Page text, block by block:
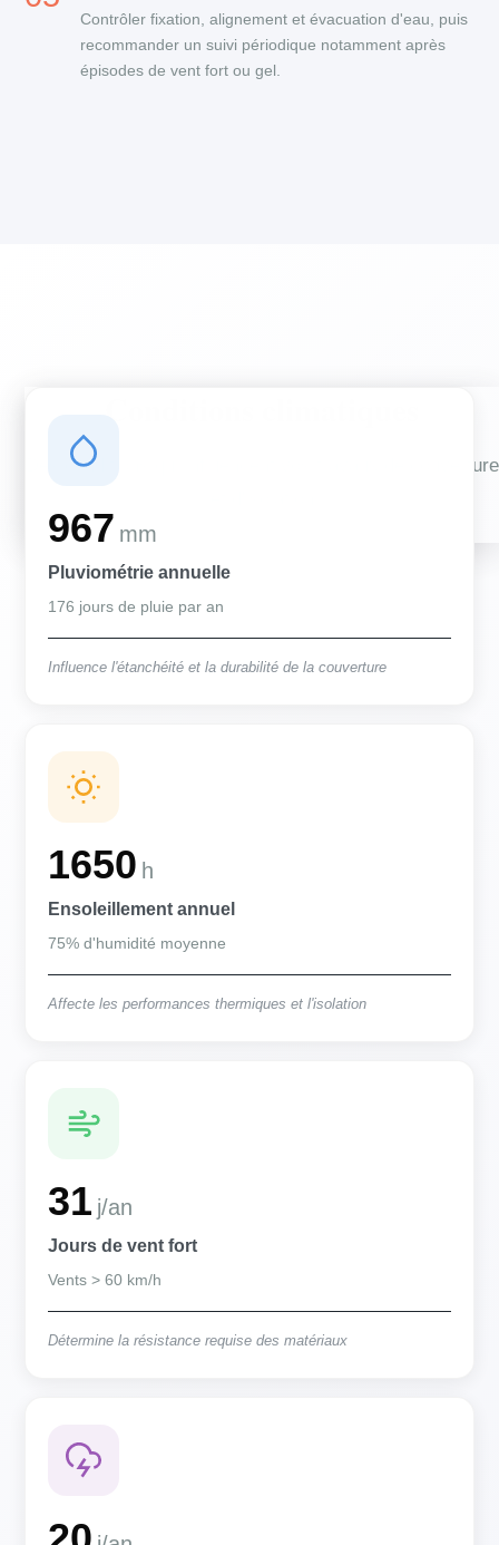
Contrôler fixation, alignement et évacuation d'eau, puis
recommander un suivi périodique notamment après
épisodes de vent fort ou gel.
Des conditions qui influencent vos travaux de couverture
967 mm
Pluviométrie annuelle
176 jours de pluie par an
Influence l'étanchéité et la durabilité de la couverture
1650 h
Ensoleillement annuel
75% d'humidité moyenne
Affecte les performances thermiques et l'isolation
31 j/an
Jours de vent fort
Vents > 60 km/h
Détermine la résistance requise des matériaux